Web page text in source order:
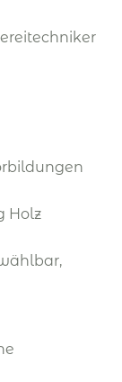
Holz